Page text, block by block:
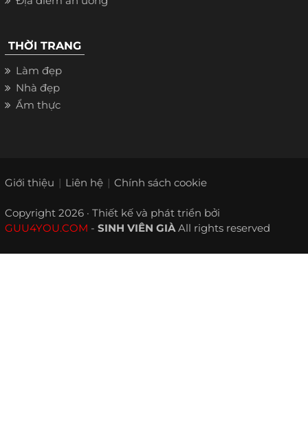
THỜI TRANG
Làm đẹp
Nhà đẹp
Ẩm thực
Giới thiệu Liên hệ Chính sách cookie
Copyright 2026 · Thiết kế và phát triển bởi
GUU4YOU.COM - SINH VIÊN GIÀ All rights reserved